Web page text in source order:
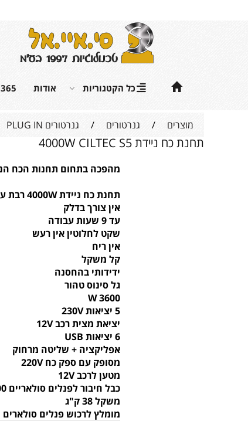
כל הקטגוריות אודות
מוצרים / גנרטורים / גנרטורים PLUG IN
תחנת כח ניידת 4000W CILTEC S5
מהפכה בתחום תחנות הכח
תחנת כח ניידת 4000W רבת עוצמה
אין צורך בדלק
עד 9 שעות עבודה
שקט לחלוטין אין רעש
אין ריח
קל משקל
ידידותי בהחסנה
גל סינוס טהור
3600 W
5 יציאות 230V
יציאת מצית רכב 12V
6 יציאות USB
אפליקציה + שליטה מרחוק
מסופק עם ספק כח 220V
מטען לרכב 12V
כבל חיבור לפנלים סולאריים AP100
משקל 38 ק"ג
מומלץ לרכוש פנלים סולארים